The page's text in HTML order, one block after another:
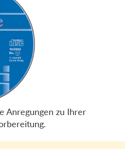
Anregungen zu Ihrer